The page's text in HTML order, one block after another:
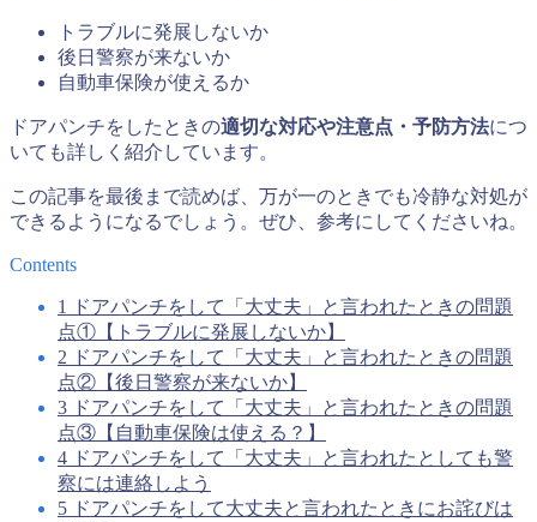
トラブルに発展しないか
後日警察が来ないか
自動車保険が使えるか
ドアパンチをしたときの適切な対応や注意点・予防方法につ
いても詳しく紹介しています。
この記事を最後まで読めば、万が一のときでも冷静な対処が
できるようになるでしょう。ぜひ、参考にしてくださいね。
Contents
1 ドアパンチをして「大丈夫」と言われたときの問題
点①【トラブルに発展しないか】
2 ドアパンチをして「大丈夫」と言われたときの問題
点②【後日警察が来ないか】
3 ドアパンチをして「大丈夫」と言われたときの問題
点③【自動車保険は使える？】
4 ドアパンチをして「大丈夫」と言われたとしても警
察には連絡しよう
5 ドアパンチをして大丈夫と言われたときにお詫びは